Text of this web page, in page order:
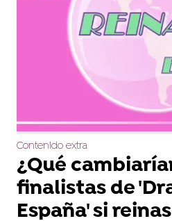
Contenido extra
¿Qué
finalistas de
España' si